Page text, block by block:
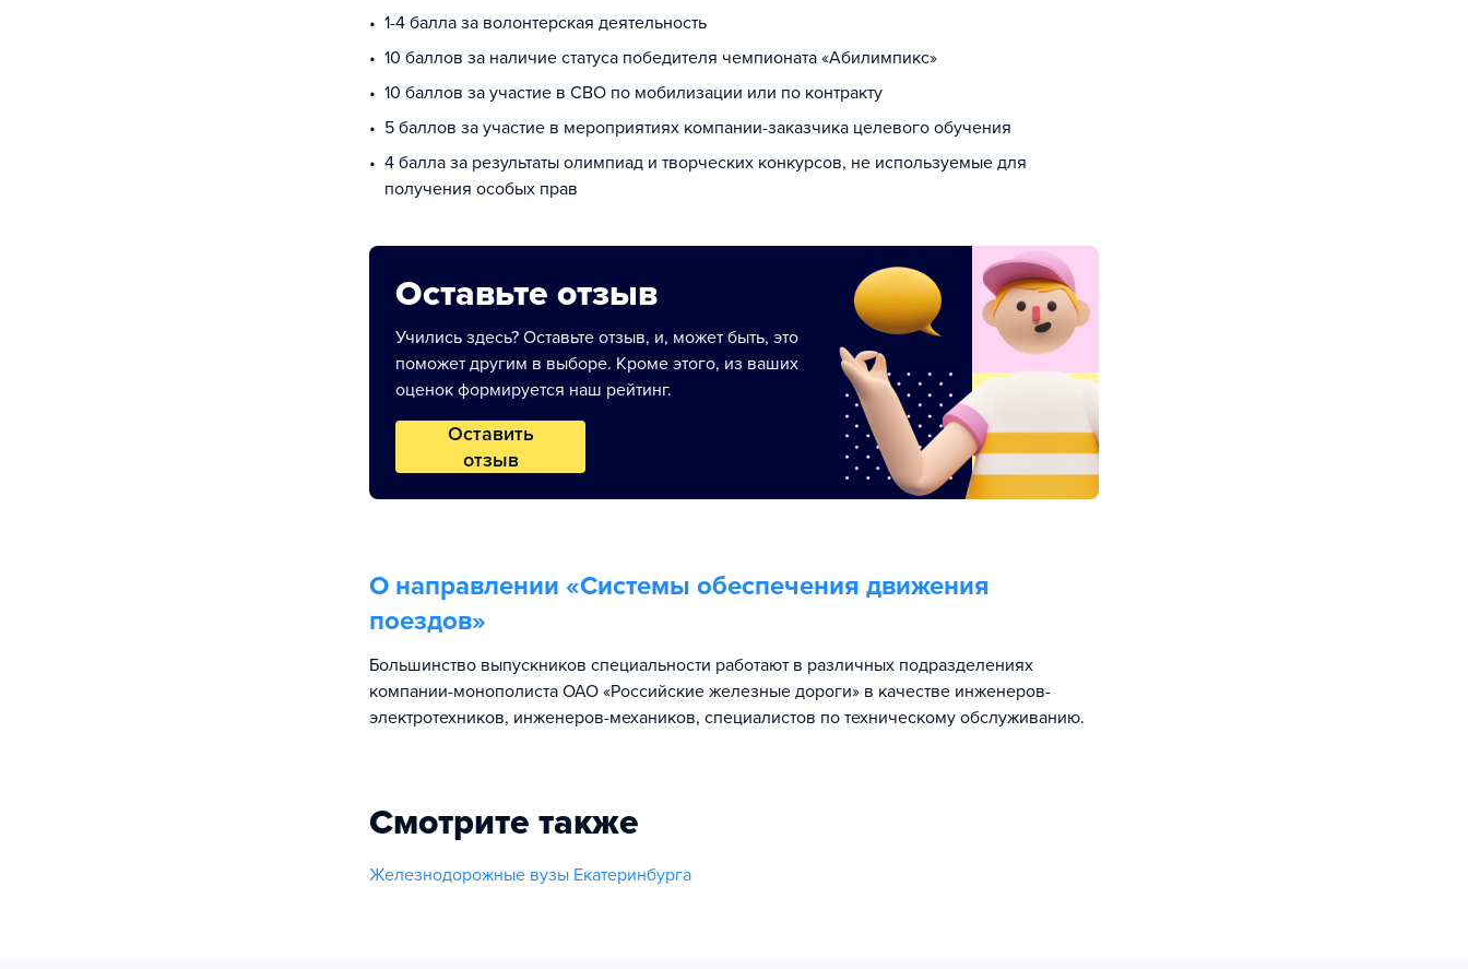
1-4 балла за волонтерская деятельность
10 баллов за наличие статуса победителя чемпионата «Абилимпикс»
10 баллов за участие в СВО по мобилизации или по контракту
5 баллов за участие в мероприятиях компании-заказчика целевого обучения
4 балла за результаты олимпиад и творческих конкурсов, не используемые для
получения особых прав
Оставьте отзыв
Учились здесь? Оставьте отзыв, и, может быть, это
поможет другим в выборе. Кроме этого, из ваших
оценок формируется наш рейтинг.
Оставить
отзыв
О направлении «Системы обеспечения движения
поездов»
Большинство выпускников специальности работают в различных подразделениях
компании-монополиста ОАО «Российские железные дороги» в качестве инженеров-
электротехников, инженеров-механиков, специалистов по техническому обслуживанию.
Смотрите также
Железнодорожные вузы Екатеринбурга